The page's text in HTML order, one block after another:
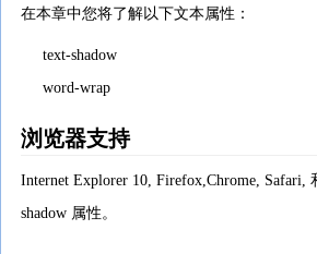
在本章中您将了解以下文本属性：
text-shadow
word-wrap
浏览器支持
Internet Explorer 10, Firefox,Chrome, Safari,
shadow 属性。